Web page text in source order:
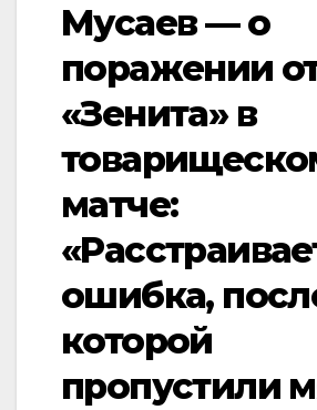
Мусаев — о
поражении
«Зенита» в
матче:
ошибка,
которой
пропустили